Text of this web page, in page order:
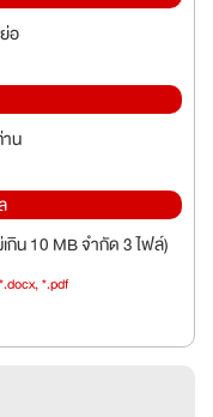
อ
น
กิน 10 MB จำกัด 3 ไฟล์)
*.pdf